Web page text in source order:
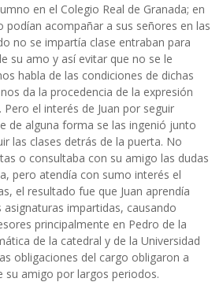
en el Colegio Real de Granada; en
podían acompañar a sus señores en las
no se impartía clase entraban para
su amo y así evitar que no se le
habla de las condiciones de dichas
da la procedencia de la expresión
Pero el interés de Juan por seguir
de alguna forma se las ingenió junto
las clases detrás de la puerta. No
o consultaba con su amigo las dudas
pero atendía con sumo interés el
el resultado fue que Juan aprendía
impartidas, causando
principalmente en Pedro de la
de la catedral y de la Universidad
obligaciones del cargo obligaron a
su amigo por largos periodos.